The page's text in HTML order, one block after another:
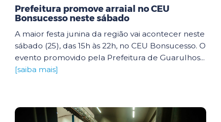
Prefeitura promove arraial no CEU
Bonsucesso neste sábado
A maior festa junina da região vai acontecer neste
sábado (25), das 15h às 22h, no CEU Bonsucesso. O
evento promovido pela Prefeitura de Guarulhos...
[saiba mais]